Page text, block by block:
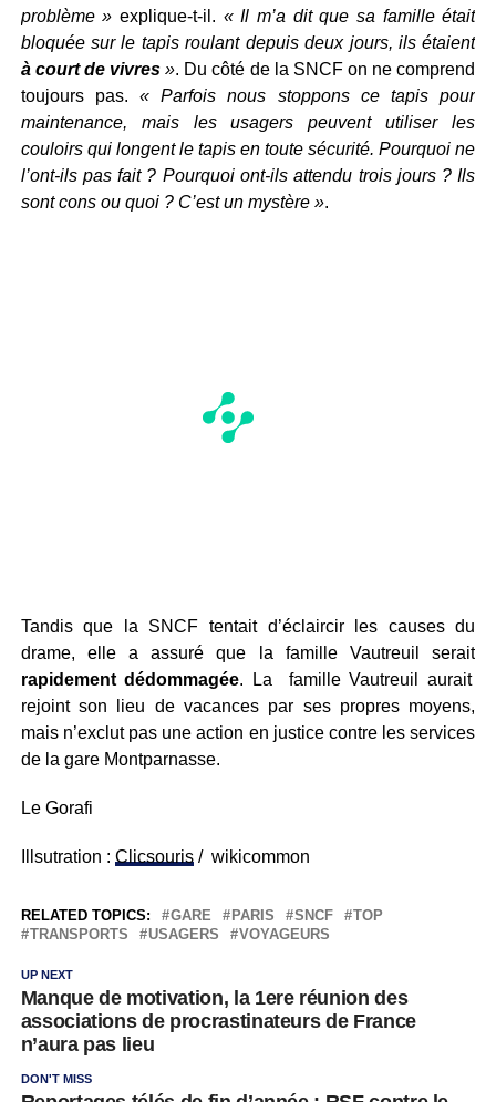
problème » explique-t-il. « Il m’a dit que sa famille était
bloquée sur le tapis roulant depuis deux jours, ils étaient
à court de vivres ». Du côté de la SNCF on ne comprend
toujours pas.« Parfois nous stoppons ce tapis pour
maintenance, mais les usagers peuvent utiliser les
couloirs qui longent le tapis en toute sécurité. Pourquoi ne
l’ont-ils pas fait ? Pourquoi ont-ils attendu trois jours ? Ils
sont cons ou quoi ? C’est un mystère ».
Tandis que la SNCF tentait d’éclaircir les causes du
drame, elle a assuré que la famille Vautreuil serait
rapidement dédommagée. La famille Vautreuil aurait
rejoint son lieu de vacances par ses propres moyens,
mais n’exclut pas une action en justice contre les services
de la gare Montparnasse.
Le Gorafi
Illsutration : Clicsouris/ wikicommon
RELATED TOPICS: GARE PARIS SNCF
TOP
TRANSPORTS
USAGERS VOYAGEURS
UP NEXT
Manque de motivation, la 1ere réunion des
associations de procrastinateurs de France
n’aura pas lieu
DON'T MISS